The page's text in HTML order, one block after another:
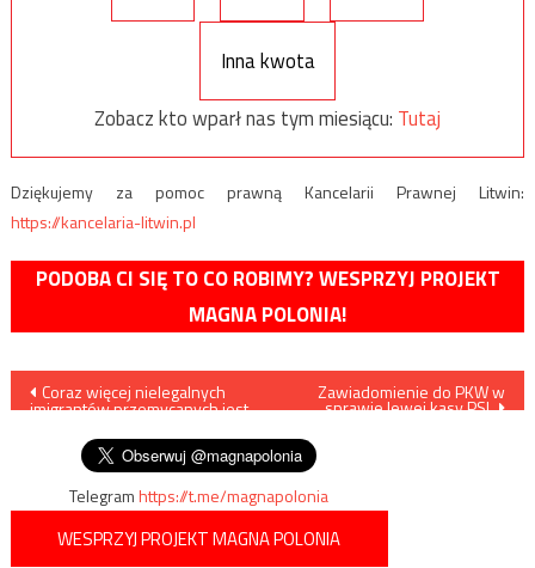
Inna kwota
Zobacz kto wparł nas tym miesiącu: Tutaj
Dziękujemy za pomoc prawną Kancelarii Prawnej Litwin:
https://kancelaria-litwin.pl
PODOBA CI SIĘ TO CO ROBIMY? WESPRZYJ PROJEKT
MAGNA POLONIA!
Nawigacja
wpisu
Coraz więcej nielegalnych
imigrantów przemycanych jest
Zawiadomienie do PKW w
sprawie lewej kasy PSL
Telegramhttps://t.me/magnapolonia
WESPRZYJ PROJEKT MAGNA POLONIA